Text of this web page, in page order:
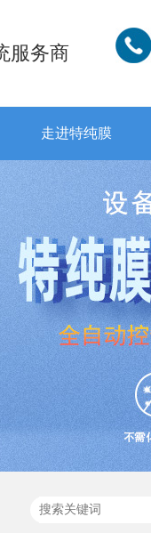
服务商
走进特纯膜